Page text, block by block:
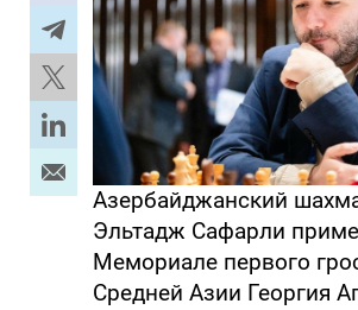
Азербайджанский
Эльтадж Сафарли
Мемориале первого
Средней Азии Георгия